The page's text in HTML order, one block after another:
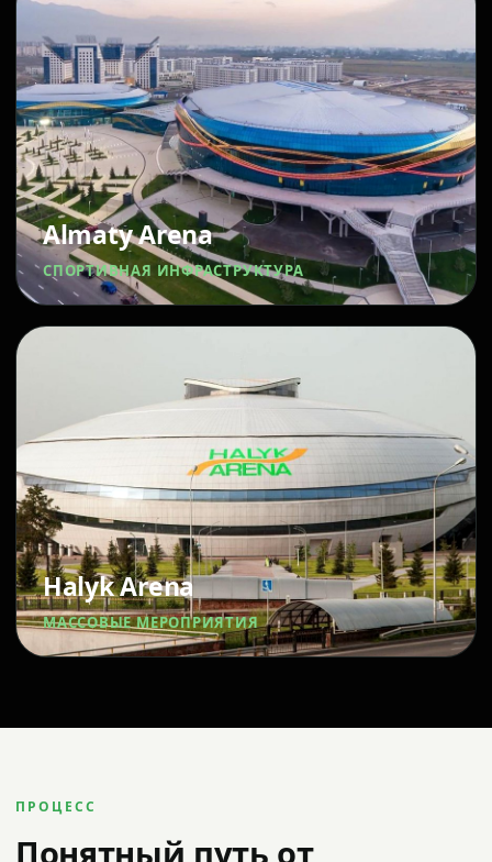
Almaty Arena
СПОРТИВНАЯ ИНФРАСТРУКТУРА
Halyk Arena
МАССОВЫЕ МЕРОПРИЯТИЯ
ПРОЦЕСС
Понятный путь от